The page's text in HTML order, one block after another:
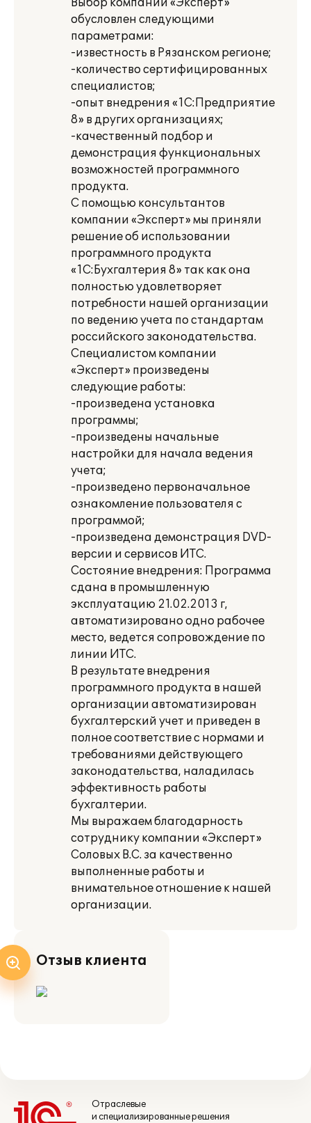
Выбор компании «Эксперт»
обусловлен следующими
параметрами:
-известность в Рязанском регионе;
-количество сертифицированных
специалистов;
-опыт внедрения «1С:Предприятие
8» в других организациях;
-качественный подбор и
демонстрация функциональных
возможностей программного
продукта.
С помощью консультантов
компании «Эксперт» мы приняли
решение об использовании
программного продукта
«1С:Бухгалтерия 8» так как она
полностью удовлетворяет
потребности нашей организации
по ведению учета по стандартам
российского законодательства.
Специалистом компании
«Эксперт» произведены
следующие работы:
-произведена установка
программы;
-произведены начальные
настройки для начала ведения
учета;
-произведено первоначальное
ознакомление пользователя с
программой;
-произведена демонстрация DVD-
версии и сервисов ИТС.
Состояние внедрения: Программа
сдана в промышленную
эксплуатацию 21.02.2013 г,
автоматизировано одно рабочее
место, ведется сопровождение по
линии ИТС.
В результате внедрения
программного продукта в нашей
организации автоматизирован
бухгалтерский учет и приведен в
полное соответствие с нормами и
требованиями действующего
законодательства, наладилась
эффективность работы
бухгалтерии.
Мы выражаем благодарность
сотруднику компании «Эксперт»
Соловых В.С. за качественно
выполненные работы и
внимательное отношение к нашей
организации.
Отзыв клиента
Отраслевые
и специализированные решения